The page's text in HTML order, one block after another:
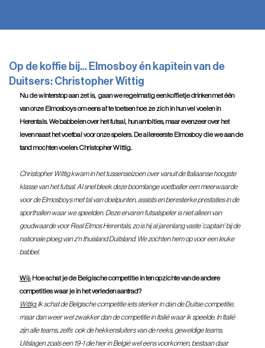
Op de koffie bij... Elmosboy én kapitein van de
Duitsers: Christopher Wittig
Nu de winterstop aan zet is,  gaan we regelmatig een koffietje drinken met één
van onze Elmosboys om eens af te toetsen hoe ze zich in hun vel voelen in
Herentals. We babbelen over het futsal, hun ambities, maar evenzeer over het
leven naast het voetbal voor onze spelers. De allereerste Elmosboy die we aan de
tand mochten voelen: Christopher Wittig.
Christopher Wittig kwam in het tussenseizoen over vanuit de Italiaanse hoogste
klasse van het futsal. Al snel bleek deze boomlange voetballer een meerwaarde
voor de Elmosboys met tal van doelpunten, assists en beresterke prestaties in de
sporthallen waar we speelden. Deze ervaren futsalspeler is niet alleen van
goudwaarde voor Real Elmos Herentals, zo is hij al jarenlang vaste 'captain' bij de
nationale ploeg van z'n thuisland Duitsland. We zochten hem op voor een leuke
babbel.
Wij: Hoe schat je de Belgische competitie in ten opzichte van de andere
competities waar je in het verleden aantrad?
Wittig: Ik schat de Belgische competitie iets sterker in dan de Duitse competitie,
maar dan weer wel zwakker dan de competitie in Italië waar ik speelde. In Italië
zijn alle teams, zelfs  ook de hekkensluiters van de reeks, geweldige teams.
Uitslagen zoals een 19-1 die hier in België wel eens voorkomen, bestaan daar